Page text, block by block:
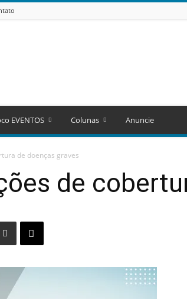
EVENTOS Colunas Anuncie
de doenças graves
de